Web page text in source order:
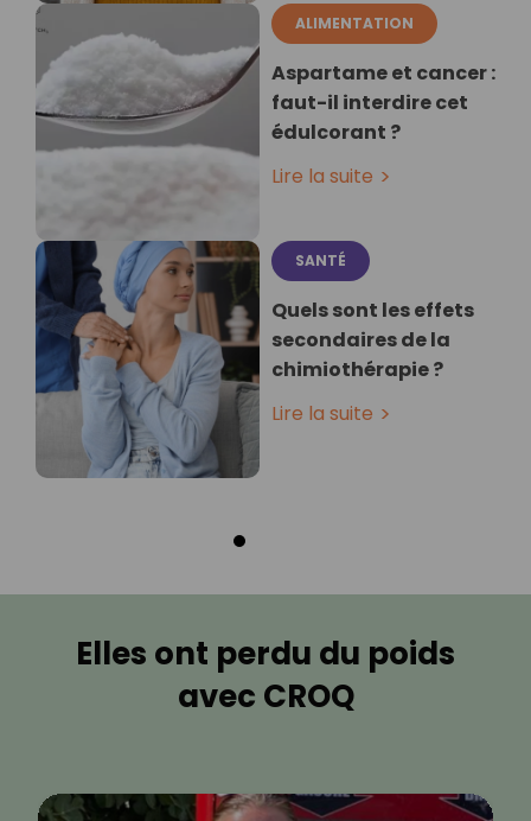
ALIMENTATION
Aspartame et cancer :
faut-il interdire cet
édulcorant ?
Lire la suite
SANTÉ
Quels sont les effets
secondaires de la
chimiothérapie ?
Lire la suite
Elles ont perdu du poids
avec CROQ